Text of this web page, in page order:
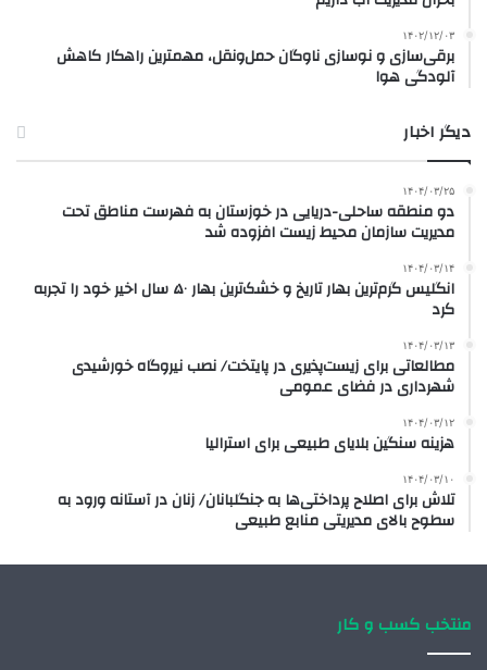
۱۴۰۲/۱۲/۰۳
برقی‌سازی و نوسازی ناوگان حمل‌ونقل، مهمترین راهکار کاهش
آلودگی هوا
دیگر اخبار
۱۴۰۴/۰۳/۲۵
دو منطقه ساحلی-دریایی در خوزستان به فهرست مناطق تحت
مدیریت سازمان محیط زیست افزوده شد
۱۴۰۴/۰۳/۱۴
انگلیس گرم‌ترین بهار تاریخ و خشک‌ترین بهار ۵۰ سال اخیر خود را تجربه
کرد
۱۴۰۴/۰۳/۱۳
مطالعاتی برای زیست‌پذیری در پایتخت/ نصب نیروگاه‌ خورشیدی
شهرداری در فضای عمومی‌
۱۴۰۴/۰۳/۱۲
هزینه سنگین بلایای طبیعی برای استرالیا
۱۴۰۴/۰۳/۱۰
تلاش برای اصلاح پرداختی‌ها به جنگلبانان/ زنان در آستانه ورود به
سطوح بالای مدیریتی منابع طبیعی
منتخب کسب و کار